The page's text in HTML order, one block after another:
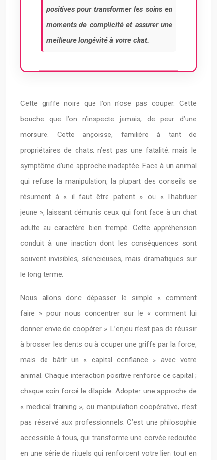
positives pour transformer les soins en
moments de complicité et assurer une
meilleure longévité à votre chat.
Cette griffe noire que l’on n’ose pas couper. Cette
bouche que l’on n’inspecte jamais, de peur d’une
morsure. Cette angoisse, familière à tant de
propriétaires de chats, n’est pas une fatalité, mais le
symptôme d’une approche inadaptée. Face à un animal
qui refuse la manipulation, la plupart des conseils se
résument à « il faut être patient » ou « l’habituer
jeune », laissant démunis ceux qui font face à un chat
adulte au caractère bien trempé. Cette appréhension
conduit à une inaction dont les conséquences sont
souvent invisibles, silencieuses, mais dramatiques sur
le long terme.
Nous allons donc dépasser le simple « comment
faire » pour nous concentrer sur le « comment lui
donner envie de coopérer ». L’enjeu n’est pas de réussir
à brosser les dents ou à couper une griffe par la force,
mais de bâtir un « capital confiance » avec votre
animal. Chaque interaction positive renforce ce capital ;
chaque soin forcé le dilapide. Adopter une approche de
« medical training », ou manipulation coopérative, n’est
pas réservé aux professionnels. C’est une philosophie
accessible à tous, qui transforme une corvée redoutée
en une série de rituels qui renforcent votre lien tout en